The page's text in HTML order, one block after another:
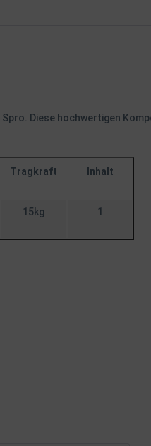
Spro. Diese hochwertigen
Tragkraft Inhalt
15kg 1